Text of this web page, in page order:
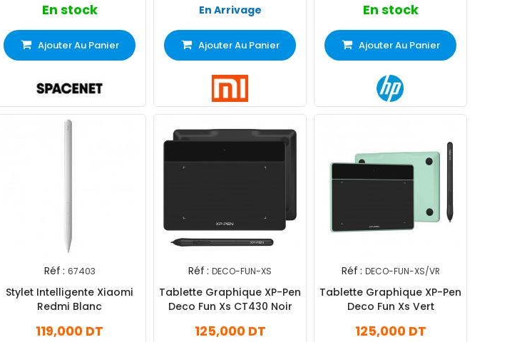
En stock
Ajouter Au Panier
En Arrivage
Ajouter Au Panier
En stock
Ajouter Au Panier
Réf : 67403
Stylet Intelligente Xiaomi
Redmi Blanc
119,000 DT
Réf : DECO-FUN-XS
Tablette Graphique XP-Pen
Deco Fun Xs CT430 Noir
125,000 DT
Réf : DECO-FUN-XS/VR
Tablette Graphique XP-Pen
Deco Fun Xs Vert
125,000 DT